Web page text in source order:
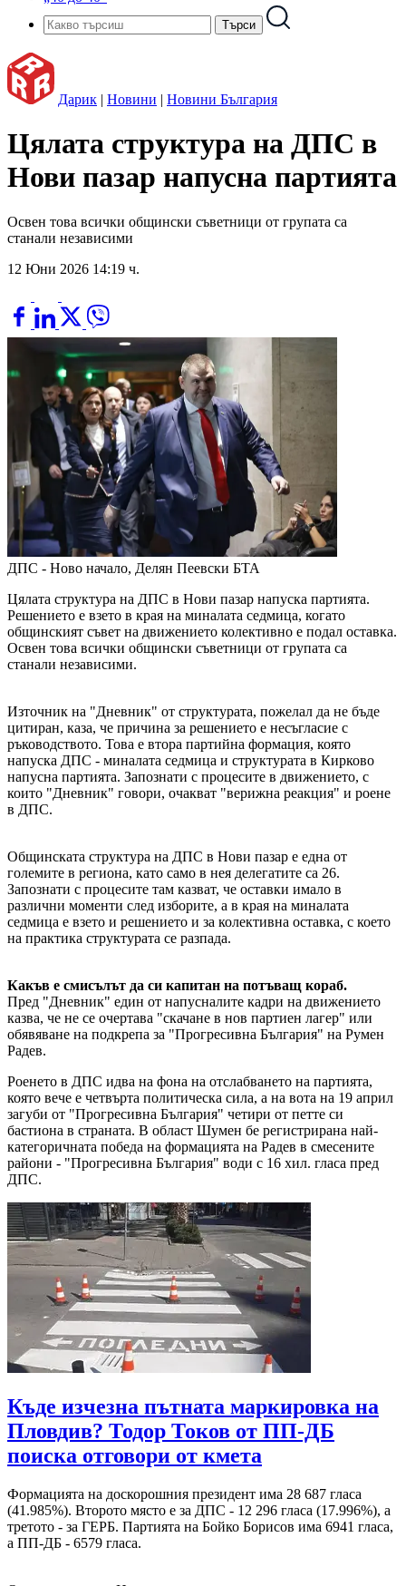
Дарик | Новини | Новини България
Цялата структура на ДПС в
Нови пазар напусна партията
Освен това всички общински съветници от групата са
станали независими
12 Юни 2026 14:19 ч.
ДПС - Ново начало, Делян Пеевски БТА
Цялата структура на ДПС в Нови пазар напуска партията.
Решението е взето в края на миналата седмица, когато
общинският съвет на движението колективно е подал оставка.
Освен това всички общински съветници от групата са
станали независими.
Източник на "Дневник" от структурата, пожелал да не бъде
цитиран, каза, че причина за решението е несъгласие с
ръководството. Това е втора партийна формация, която
напуска ДПС - миналата седмица и структурата в Кирково
напусна партията. Запознати с процесите в движението, с
които "Дневник" говори, очакват "верижна реакция" и роене
в ДПС.
Общинската структура на ДПС в Нови пазар е една от
големите в региона, като само в нея делегатите са 26.
Запознати с процесите там казват, че оставки имало в
различни моменти след изборите, а в края на миналата
седмица е взето и решението и за колективна оставка, с което
на практика структурата се разпада.
Какъв е смисълът да си капитан на потъващ кораб.
Пред "Дневник" един от напусналите кадри на движението
казва, че не се очертава "скачане в нов партиен лагер" или
обявяване на подкрепа за "Прогресивна България" на Румен
Радев.
Роенето в ДПС идва на фона на отслабването на партията,
която вече е четвърта политическа сила, а на вота на 19 април
загуби от "Прогресивна България" четири от петте си
бастиона в страната. В област Шумен бе регистрирана най-
категоричната победа на формацията на Радев в смесените
райони - "Прогресивна България" води с 16 хил. гласа пред
ДПС.
Къде изчезна пътната маркировка на
Пловдив? Тодор Токов от ПП-ДБ
поиска отговори от кмета
Формацията на доскорошния президент има 28 687 гласа
(41.985%). Второто място е за ДПС - 12 296 гласа (17.996%), а
третото - за ГЕРБ. Партията на Бойко Борисов има 6941 гласа,
а ПП-ДБ - 6579 гласа.